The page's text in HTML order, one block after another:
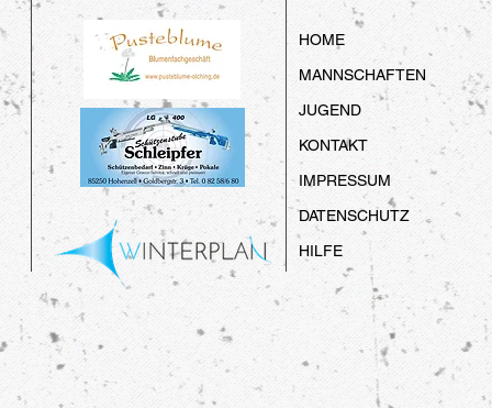
HOME
MANNSCHAFTEN
JUGEND
KONTAKT
IMPRESSUM
DATENSCHUTZ
HILFE